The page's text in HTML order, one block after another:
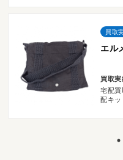
買取
エル
買取
宅配
配キ